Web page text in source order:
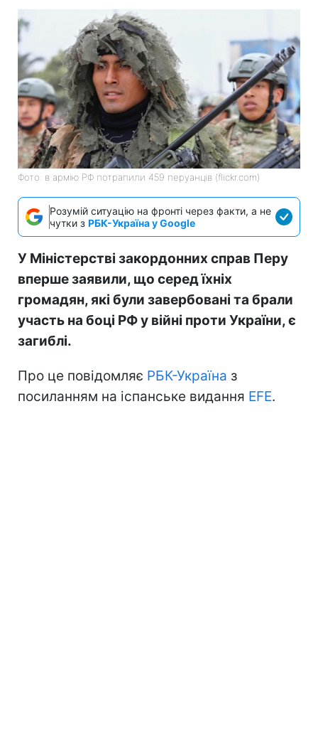
Фото: в армію РФ потрапили 459 перуанців (flickr.com)
Розумій ситуацію на фронті через факти, а не
чутки з РБК-Україна у Google
У Міністерстві закордонних справ Перу
вперше заявили, що серед їхніх
громадян, які були завербовані та брали
участь на боці РФ у війні проти України, є
загиблі.
Про це повідомляє РБК-Україна з
посиланням на іспанське видання EFE.